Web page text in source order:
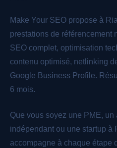
Make Your SEO propose à
prestations de référencement
SEO complet, optimisation
contenu optimisé, netlinking
Google Business Profile.
6 mois.
Que vous soyez une PME,
indépendant ou une startup à
accompagne à chaque étape